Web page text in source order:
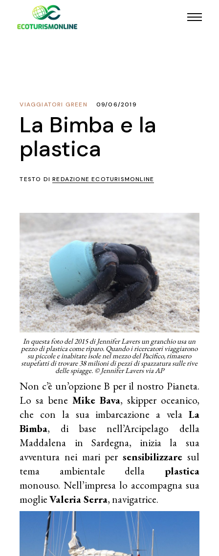
VIAGGIATORI GREEN 09/06/2019
La Bimba e la
plastica
TESTO DIREDAZIONE ECOTURISMONLINE
In questa foto del 2015 di Jennifer Lavers un granchio usa un
pezzo di plastica come riparo. Quando i ricercatori viaggiarono
su piccole e inabitate isole nel mezzo del Pacifico, rimasero
stupefatti di trovare 38 milioni di pezzi di spazzatura sulle rive
delle spiagge. © Jennifer Lavers via AP
Non c’è un’opzione B per il nostro Pianeta.
Lo sa bene Mike Bava, skipper oceanico,
che con la sua imbarcazione a vela La
Bimba, di base nell’Arcipelago della
Maddalena in Sardegna, inizia la sua
avventura nei mari per sensibilizzare sul
tema ambientale della plastica
monouso. Nell’impresa lo accompagna sua
moglieValeria Serra, navigatrice.